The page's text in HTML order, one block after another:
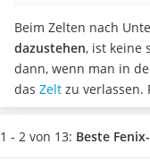
E-Bike-Dreirad
Trekkingschuhe Herren
Reisetasche mit Rollen
Klimmzugstation
Koffer
Nachtsichtgerät
Beim Zelten nach
dazustehen, ist keine
dann, wenn man in
das Zelt zu verlassen.
handliche als auch
an.Laut Online-Tests
1 - 2 von 13: Beste